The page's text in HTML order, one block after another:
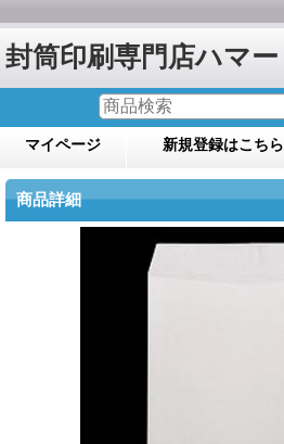
封筒印刷専門店ハマー
マイページ 新規登録はこちら
商品詳細